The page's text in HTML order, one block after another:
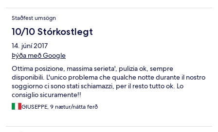
Staðfest umsögn
10/10 Stórkostlegt
14. júní 2017
Þýða með Google
Ottima posizione, massima serieta', pulizia ok, sempre
disponibili. L'unico problema che qualche notte durante il nostro
soggiorno ci sono stati schiamazzi, per il resto tutto ok. Lo
consiglio sicuramente!!
GIUSEPPE, 9 nætur/nátta ferð